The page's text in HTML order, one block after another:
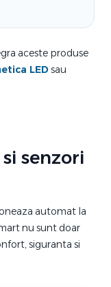
aceste produse
LEDsau
senzori
automat la
nu sunt doar
siguranta si